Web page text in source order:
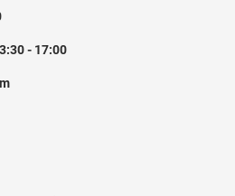
- 17:00